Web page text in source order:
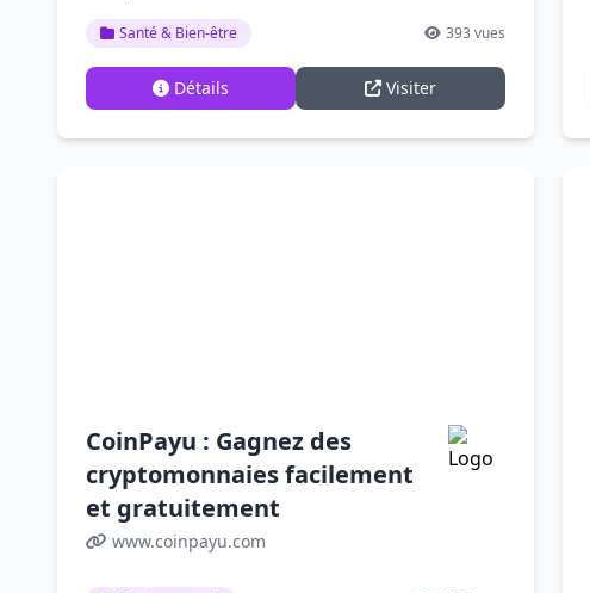
Santé & Bien-être 393 vues
Détails Visiter
CoinPayu : Gagnez des
cryptomonnaies facilement
et gratuitement
www.coinpayu.com